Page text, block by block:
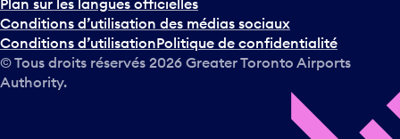
Conditions d’utilisation Politique de confidentialité
© Tous droits réservés2026Greater Toronto Airports
Authority.